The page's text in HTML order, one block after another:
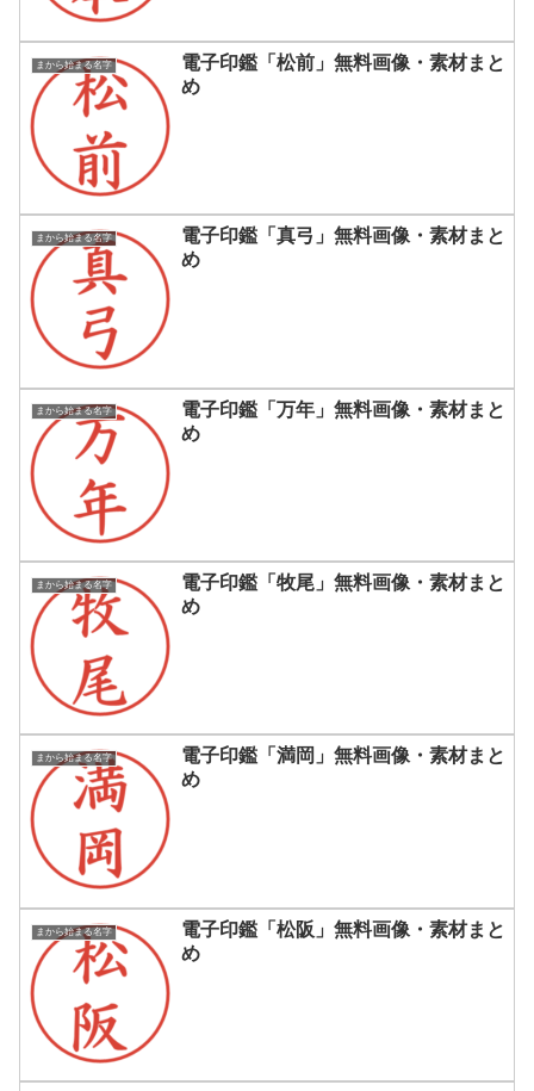
まから始まる名字
電子印鑑「松前」無料画像・素材まと
め
まから始まる名字
電子印鑑「真弓」無料画像・素材まと
め
まから始まる名字
電子印鑑「万年」無料画像・素材まと
め
まから始まる名字
電子印鑑「牧尾」無料画像・素材まと
め
まから始まる名字
電子印鑑「満岡」無料画像・素材まと
め
まから始まる名字
電子印鑑「松阪」無料画像・素材まと
め